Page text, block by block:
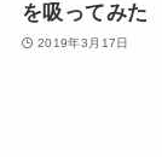
を吸ってみた
2019年3月17日